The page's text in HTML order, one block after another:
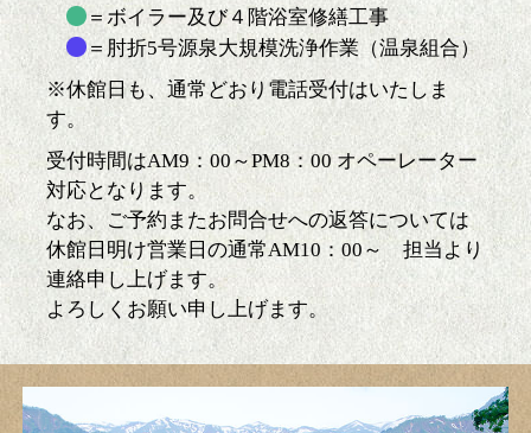
＝ボイラー及び４階浴室修繕工事
＝肘折5号源泉大規模洗浄作業（温泉組合）
※休館日も、通常どおり電話受付はいたしま
す。
受付時間はAM9：00～PM8：00 オペーレーター
対応となります。
なお、ご予約またお問合せへの返答については
休館日明け営業日の通常AM10：00～ 担当より
連絡申し上げます。
よろしくお願い申し上げます。